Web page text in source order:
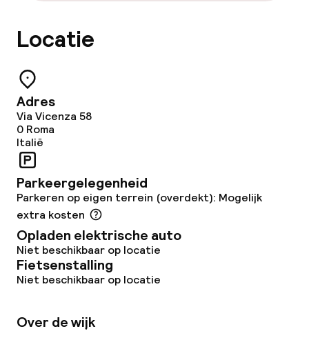
Locatie
Adres
Via Vicenza 58
0 Roma
Italië
Parkeergelegenheid
Parkeren op eigen terrein (overdekt): Mogelijk
extra kosten
Opladen elektrische auto
Niet beschikbaar op locatie
Fietsenstalling
Niet beschikbaar op locatie
Over de wijk